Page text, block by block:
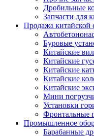
Дробильные
Запчасти для
Продажа китайской
Буровые
Китайские
Китайские
Китайские
Китайские
Китайские
Мини
Установки
Фронтальные
Промышленное
Барабанные